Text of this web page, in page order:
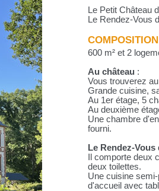
Le Petit Château
Le Rendez-Vous
COMPOSITION
600 m² et 2
Au château :
Vous trouverez
Grande cuisine,
Au 1er étage, 5
Au deuxième
Une chambre
fourni.
Le Rendez-Vous
Il comporte deux
deux toilettes.
Une cuisine
d'accueil avec